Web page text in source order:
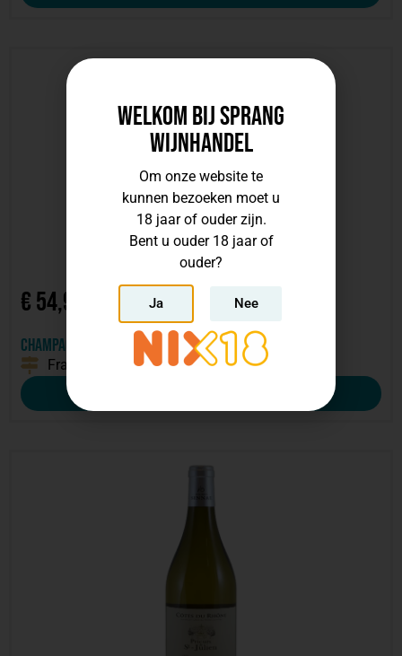
€54,91
Champagne Brut Louis Roederer
Frankrijk
Welkom bij Sprang
Wijnhandel
Om onze website te
kunnen bezoeken moet u
18 jaar of ouder zijn.
Bent u ouder 18 jaar of
ouder?
Ja Nee